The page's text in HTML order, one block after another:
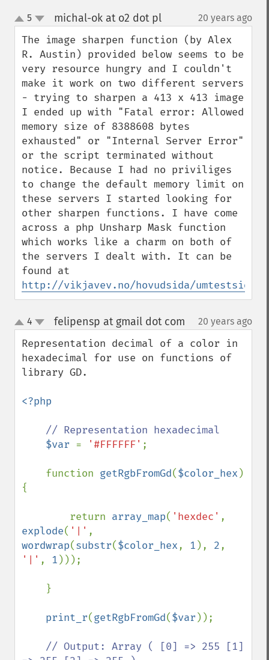
up
down
5 michal-ok at o2 dot pl¶ 20 years ago
The image sharpen function (by Alex
R. Austin) provided below seems to be
very resource hungry and I couldn't
make it work on two different servers
- trying to sharpen a 413 x 413 image
I ended up with "Fatal error: Allowed
memory size of 8388608 bytes
exhausted" or "Internal Server Error"
or the script terminated without
notice. Because I had no priviliges
to change the default memory limit on
these servers I started looking for
other sharpen functions. I have come
across a php Unsharp Mask function
which works like a charm on both of
the servers I dealt with. It can be
http://vikjavev.no/hovudsida/
up
down
4 felipensp at gmail dot com 20 years ago
Representation decimal of a color in
hexadecimal for use on functions of
library GD.
<?php
// Representation hexadecimal
$var = '#FFFFFF' ;
    function
getRgbFromGd($color_hex )
{
        return
array_map( 'hexdec'
explode( '|'
wordwrap(substr($color_hex, 1 ), 2
'|' , 1 )));
print_r(getRgbFromGd($var ));
// Output: Array ( [0] => 255 [1]